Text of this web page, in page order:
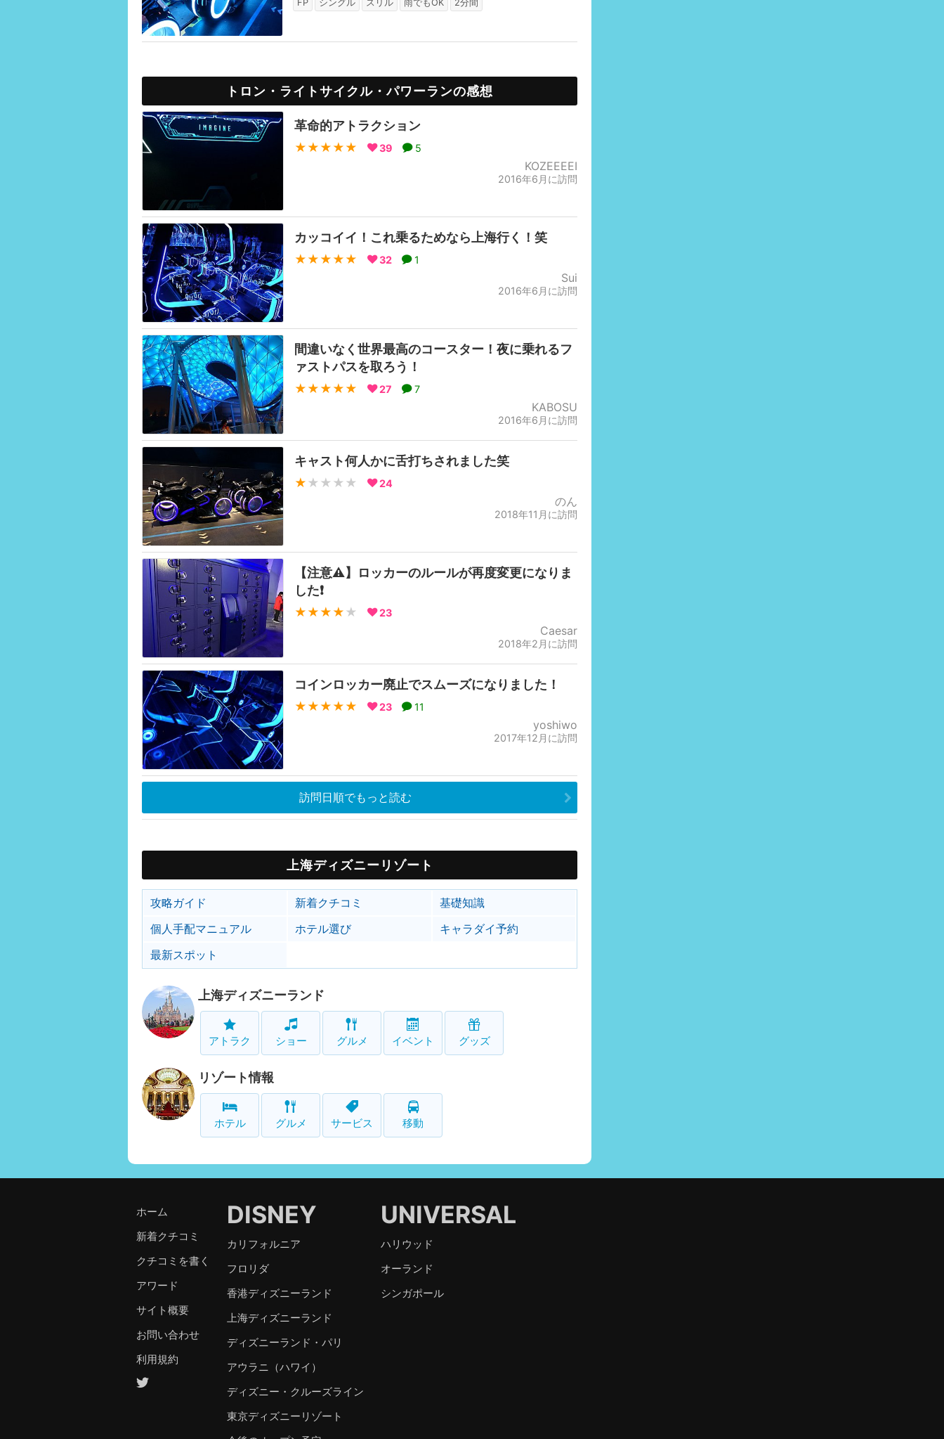
FP シングル スリル 雨でもOK 2分間
トロン・ライトサイクル・パワーランの感想
革命的アトラクション
★★★★★ 39 5
KOZEEEEI
2016年6月に訪問
カッコイイ！これ乗るためなら上海行く！笑
★★★★★ 32 1
Sui
2016年6月に訪問
間違いなく世界最高のコースター！夜に乗れるフ
ァストパスを取ろう！
★★★★★ 27 7
KABOSU
2016年6月に訪問
キャスト何人かに舌打ちされました笑
★ ★★★★ 24
のん
2018年11月に訪問
【注意⚠️】ロッカーのルールが再度変更になりま
した❗️
★★★★ ★ 23
Caesar
2018年2月に訪問
コインロッカー廃止でスムーズになりました！
★★★★★ 23 11
yoshiwo
2017年12月に訪問
訪問日順でもっと読む
上海ディズニーリゾート
攻略ガイド 新着クチコミ
基礎知識
個人手配マニュアル
ホテル選び
キャラダイ予約
最新スポット
上海ディズニーランド
アトラク ショー グルメ イベント グッズ
リゾート情報
ホテル グルメ サービス 移動
ホーム
新着クチコミ
クチコミを書く
アワード
サイト概要
お問い合わせ
利用規約
DISNEY
カリフォルニア
フロリダ
香港ディズニーランド
上海ディズニーランド
ディズニーランド・パリ
アウラニ（ハワイ）
ディズニー・クルーズライン
東京ディズニーリゾート
UNIVERSAL
ハリウッド
オーランド
シンガポール